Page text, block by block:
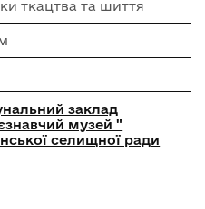
ткацтва та шиття
заклад
музей "
селищної ради